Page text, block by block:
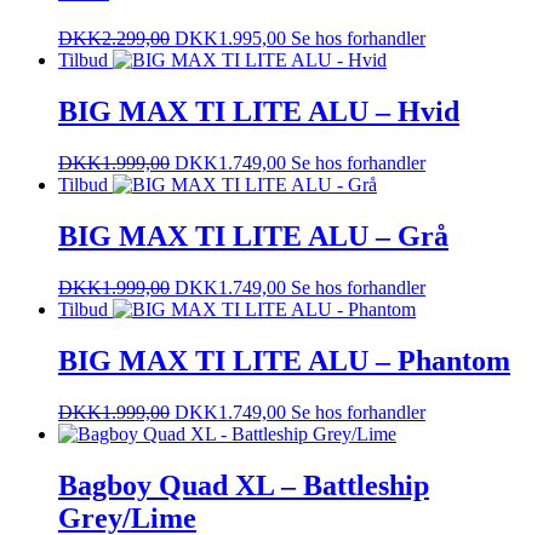
DKK2.299,00 DKK1.995,00 Se hos forhandler
Tilbud
BIG MAX TI LITE ALU – Hvid
DKK1.999,00 DKK1.749,00 Se hos forhandler
Tilbud
BIG MAX TI LITE ALU – Grå
DKK1.999,00 DKK1.749,00 Se hos forhandler
Tilbud
BIG MAX TI LITE ALU – Phantom
DKK1.999,00 DKK1.749,00 Se hos forhandler
Bagboy Quad XL – Battleship
Grey/Lime